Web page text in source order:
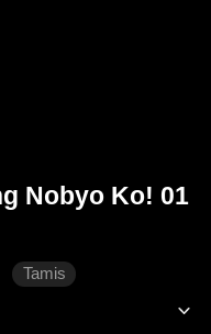
Nobyo Ko! 01
Tamis